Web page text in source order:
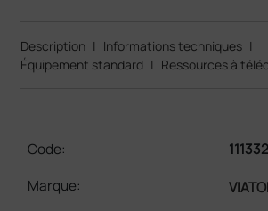
Description | Informations techniques |
Équipement standard | Ressources à
Code:
111332
Marque: